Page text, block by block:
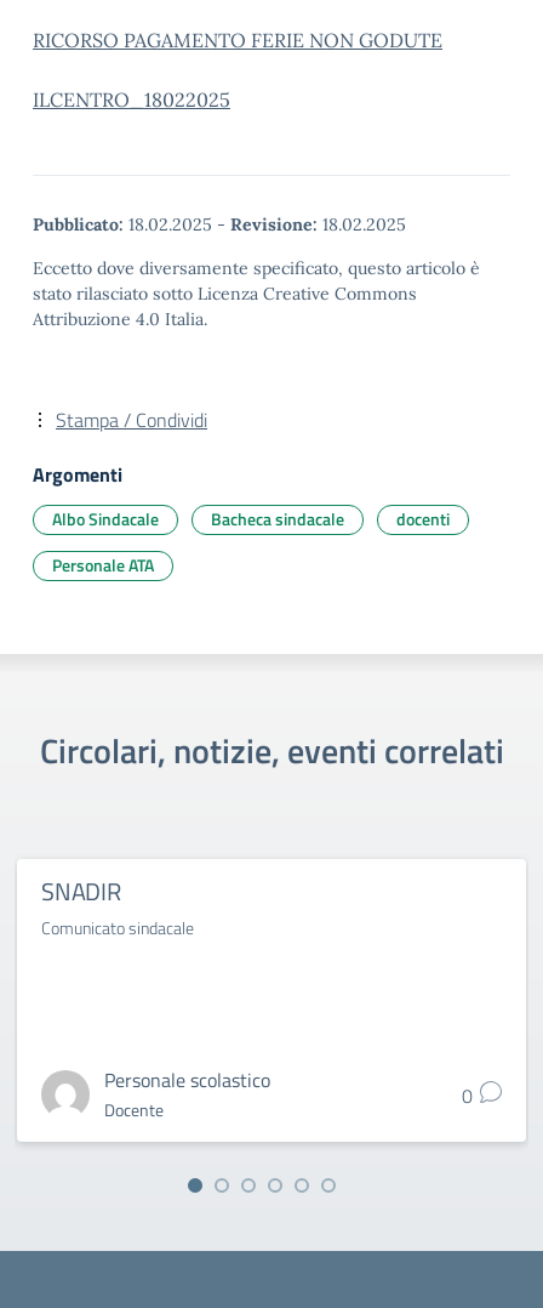
RICORSO PAGAMENTO FERIE NON GODUTE
ILCENTRO_18022025
Pubblicato: 18.02.2025 - Revisione: 18.02.2025
Eccetto dove diversamente specificato, questo articolo è
stato rilasciato sotto Licenza Creative Commons
Attribuzione 4.0 Italia.
Stampa / Condividi
Argomenti
Albo Sindacale Bacheca sindacale
docenti
Personale ATA
Circolari, notizie, eventi correlati
SNADIR
Comunicato sindacale
Personale scolastico
Docente 0